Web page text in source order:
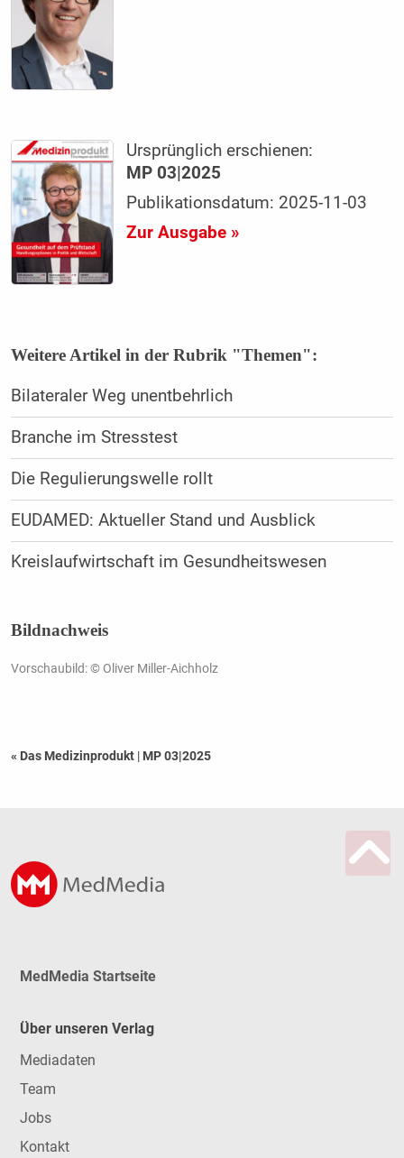
Ursprünglich erschienen:
MP 03|2025
Publikationsdatum: 2025-11-03
Zur Ausgabe »
Weitere Artikel in der Rubrik "Themen":
Bilateraler Weg unentbehrlich
Branche im Stresstest
Die Regulierungswelle rollt
EUDAMED: Aktueller Stand und Ausblick
Kreislaufwirtschaft im Gesundheitswesen
Bildnachweis
Vorschaubild: © Oliver Miller-Aichholz
« Das Medizinprodukt | MP 03|2025
MedMedia Startseite
Über unseren Verlag
Mediadaten
Team
Jobs
Kontakt